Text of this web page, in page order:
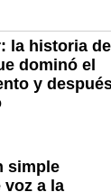
la historia de
dominó el
y
simple
voz a la